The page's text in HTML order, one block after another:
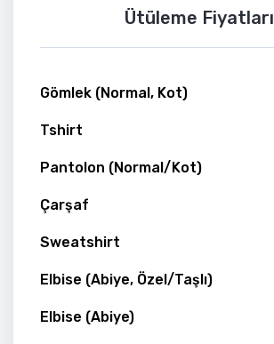
Ütüleme Fiyatları
Gömlek (Normal, Kot)
Tshirt
Pantolon (Normal/Kot)
Çarşaf
Sweatshirt
Elbise (Abiye, Özel/Taşlı)
Elbise (Abiye)